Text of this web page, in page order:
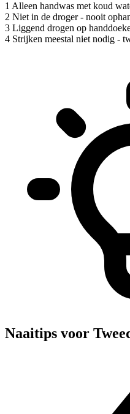
1 Alleen handwas met koud
2 Niet in de droger - nooit
3 Liggend drogen op
4 Strijken meestal niet nodig -
Naaitips voor